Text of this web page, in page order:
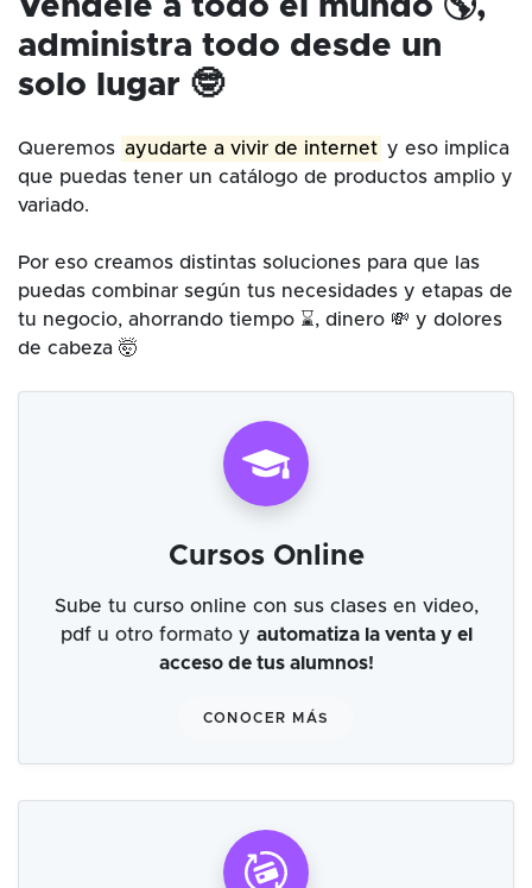
Vendele a todo el mundo 🌎,
administra todo desde un
solo lugar 🤓
Queremos ayudarte a vivir de internet y eso implica
que puedas tener un catálogo de productos amplio y
variado.
Por eso creamos distintas soluciones para que las
puedas combinar según tus necesidades y etapas de
tu negocio, ahorrando tiempo ⌛, dinero 💸 y dolores
de cabeza 🤯
Cursos Online
Sube tu curso online con sus clases en video,
pdf u otro formato y automatiza la venta y el
acceso de tus alumnos!
CONOCER MÁS